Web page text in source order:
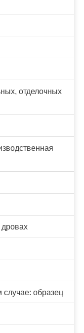
отделочных
дровах
случае: образец